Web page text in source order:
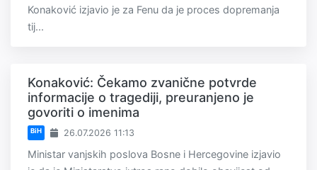
Konaković izjavio je za Fenu da je proces dopremanja
tij...
Konaković: Čekamo zvanične potvrde
informacije o tragediji, preuranjeno je
govoriti o imenima
BiH 26.07.2026 11:13
Ministar vanjskih poslova Bosne i Hercegovine izjavio